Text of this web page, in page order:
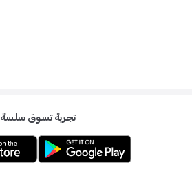
تجربة تسوق سلسة